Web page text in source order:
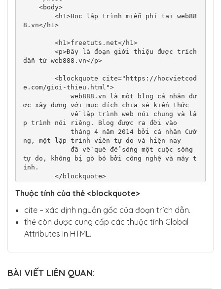
8.vn</h1>
dẫn từ web888.vn</p>
e.com/gioi-thieu.html">
ợc xây dựng với mục đích chia sẻ kiến thức
p trình nói riêng. Blog được ra đời vào
ng, một lập trình viên tự do và hiện nay
tự do, không bị gò bó bởi công nghệ và máy t
ính.
</html>
Thuộc tính của thẻ <blockquote>
cite – xác định nguồn gốc của đoạn trích dẫn.
thẻ còn được cung cấp các thuộc tính Global
Attributes in HTML.
BÀI VIẾT LIÊN QUAN: